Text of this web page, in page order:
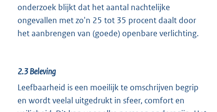
onderzoek blijkt dat het aantal nachtelijke
ongevallen met zo'n 25 tot 35 procent daalt door
het aanbrengen van (goede) openbare verlichting.
2.3Beleving
Leefbaarheid is een moeilijk te omschrijven begrip
en wordt veelal uitgedrukt in sfeer, comfort en